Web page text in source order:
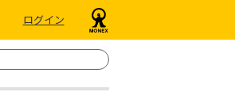
ログイン